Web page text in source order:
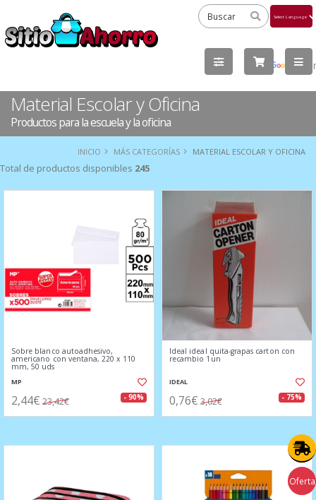
by
Material Escolar y Oficina
Productos para la escuela y la oficina
INICIO MÁS CATEGORÍAS MATERIAL ESCOLAR Y OFICINA
Total de productos disponibles 245
Sobre blanco autoadhesivo,
americano con ventana, 220 x 110
mm, 50 uds
MP
2,44€ 23,42€ - 90%
Ideal ideal quita-grapas carton con
recambio 1un
IDEAL
0,76€ 3,02€ - 75%
Oferta